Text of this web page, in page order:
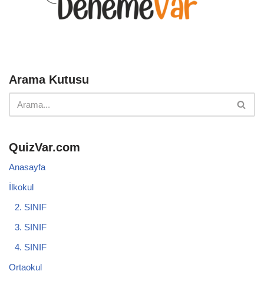
Arama Kutusu
QuizVar.com
Anasayfa
İlkokul
2. SINIF
3. SINIF
4. SINIF
Ortaokul